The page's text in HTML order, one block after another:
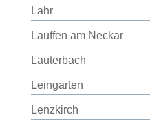
Lahr
Lauffen am Neckar
Lauterbach
Leingarten
Lenzkirch